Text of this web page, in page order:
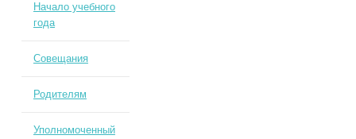
Начало учебного
года
Совещания
Родителям
Уполномоченный